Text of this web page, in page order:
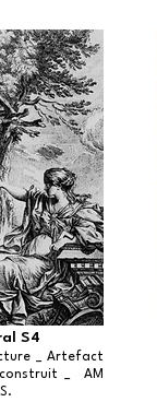
S4
_ Artefact
_ AM